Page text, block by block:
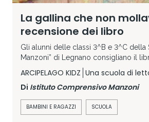
La gallina che non
recensione dei libro
Gli alunni delle classi 3^B e 3^C della
Manzoni” di Legnano consigliano il
ARCIPELAGO KIDZ Una scuola di
Di Istituto Comprensivo Manzoni
BAMBINI E RAGAZZI SCUOLA